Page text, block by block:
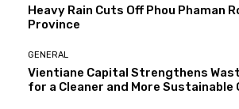
Heavy Rain Cuts Off Phou Phaman
Province
GENERAL
Vientiane Capital Strengthens
for a Cleaner and More Sustainable